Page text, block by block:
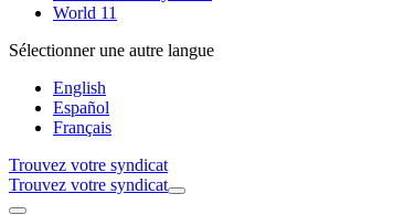
World 11
Sélectionner une autre langue
English
Español
Français
Trouvez votre syndicat
Trouvez votre syndicat